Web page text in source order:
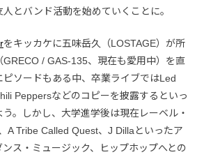
とバンド活動を始めていくことに。
をキッカケに五味岳久（LOSTAGE）が所
/ GAS-135、現在も愛用中）を直
ソードもある中、卒業ライブではLed
Peppersなどのコピーを披露するといっ
。しかし、大学進学後は現在レーベル・
A Tribe Called Quest、J Dillaといったア
ス・ミュージック、ヒップホップへとの